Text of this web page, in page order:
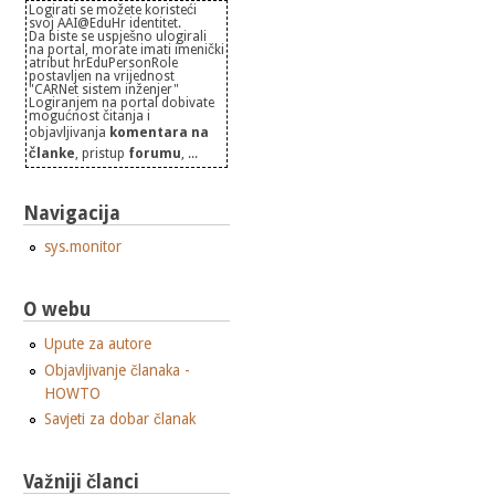
Logirati se možete koristeći
svoj AAI@EduHr identitet.
Da biste se uspješno ulogirali
na portal, morate imati imenički
atribut hrEduPersonRole
postavljen na vrijednost
"CARNet sistem inženjer"
Logiranjem na portal dobivate
mogućnost čitanja i
objavljivanja komentara na
članke , pristup forumu , ...
Navigacija
sys.monitor
O webu
Upute za autore
Objavljivanje članaka -
HOWTO
Savjeti za dobar članak
Važniji članci